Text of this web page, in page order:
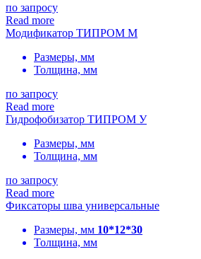
по запросу
Read more
Модификатор ТИПРОМ М
Размеры, мм
Толщина, мм
по запросу
Read more
Гидрофобизатор ТИПРОМ У
Размеры, мм
Толщина, мм
по запросу
Read more
Фиксаторы шва универсальные
Размеры, мм 10*12*30
Толщина, мм